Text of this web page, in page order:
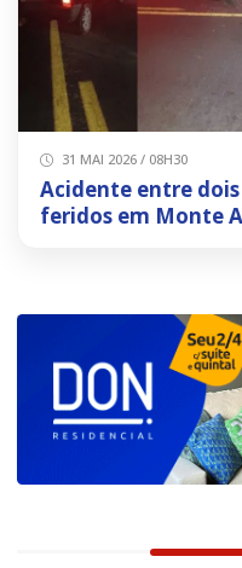
31 MAI 2026 / 08H30
Acidente entre
feridos em Monte